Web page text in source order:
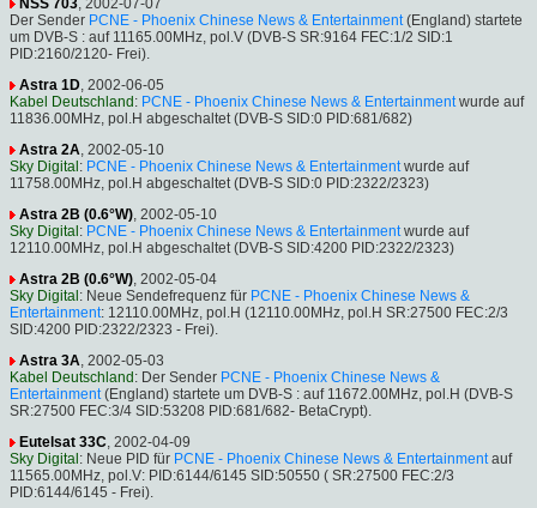
NSS 703, 2002-07-07
Der Sender PCNE - Phoenix Chinese News & Entertainment(England) startete
um DVB-S : auf 11165.00MHz, pol.V (DVB-S SR:9164 FEC:1/2 SID:1
PID:2160/2120- Frei).
Astra 1D, 2002-06-05
Kabel Deutschland : PCNE - Phoenix Chinese News & Entertainmentwurde auf
11836.00MHz, pol.H abgeschaltet (DVB-S SID:0 PID:681/682)
Astra 2A, 2002-05-10
Sky Digital : PCNE - Phoenix Chinese News & Entertainmentwurde auf
11758.00MHz, pol.H abgeschaltet (DVB-S SID:0 PID:2322/2323)
Astra 2B (0.6°W), 2002-05-10
Sky Digital : PCNE - Phoenix Chinese News & Entertainmentwurde auf
12110.00MHz, pol.H abgeschaltet (DVB-S SID:4200 PID:2322/2323)
Astra 2B (0.6°W), 2002-05-04
Sky Digital : Neue Sendefrequenz für PCNE - Phoenix Chinese News &
Entertainment: 12110.00MHz, pol.H (12110.00MHz, pol.H SR:27500 FEC:2/3
SID:4200 PID:2322/2323 - Frei).
Astra 3A, 2002-05-03
Kabel Deutschland : Der Sender PCNE - Phoenix Chinese News &
Entertainment(England) startete um DVB-S : auf 11672.00MHz, pol.H (DVB-S
SR:27500 FEC:3/4 SID:53208 PID:681/682- BetaCrypt).
Eutelsat 33C, 2002-04-09
Sky Digital : Neue PID für PCNE - Phoenix Chinese News & Entertainmentauf
11565.00MHz, pol.V: PID:6144/6145 SID:50550 ( SR:27500 FEC:2/3
PID:6144/6145 - Frei).